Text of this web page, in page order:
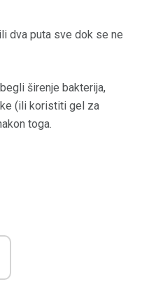
dva puta sve dok se ne
širenje bakterija,
(ili koristiti gel za
toga.